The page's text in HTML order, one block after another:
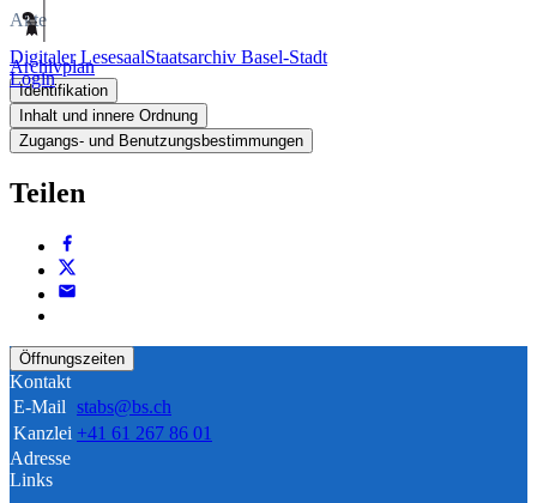
Digitaler LesesaalStaatsarchiv Basel-Stadt
Login
Akte
Archivplan
Identifikation
Inhalt und innere Ordnung
Zugangs- und Benutzungsbestimmungen
Teilen
Öffnungszeiten
Kontakt
E-Mail stabs@bs.ch
Kanzlei +41 61 267 86 01
Adresse
Links